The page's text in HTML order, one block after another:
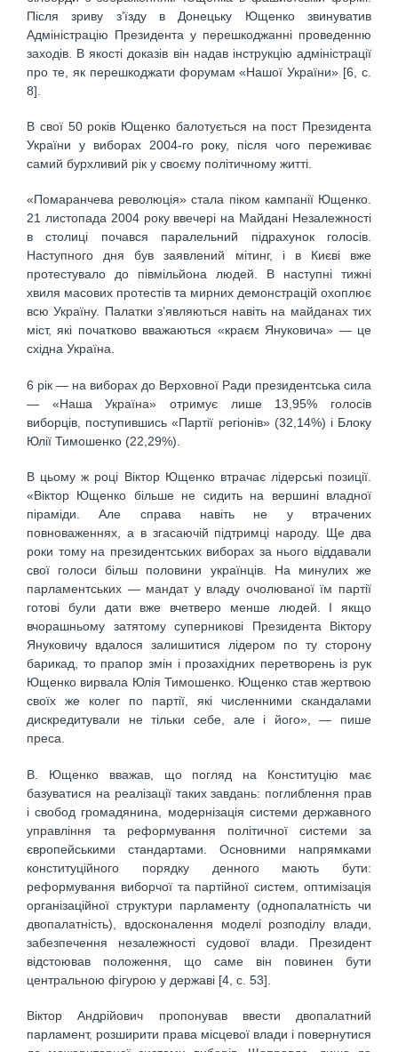
Після зриву з’їзду в Донецьку Ющенко звинуватив
Адміністрацію Президента у перешкоджанні проведенню
заходів. В якості доказів він надав інструкцію адміністрації
про те, як перешкоджати форумам «Нашої України» [6, c.
8].
В свої 50 років Ющенко балотується на пост Президента
України у виборах 2004-го року, після чого переживає
самий бурхливий рік у своєму політичному житті.
«Помаранчева революція» стала піком кампанії Ющенко.
21 листопада 2004 року ввечері на Майдані Незалежності
в столиці почався паралельний підрахунок голосів.
Наступного дня був заявлений мітинг, і в Києві вже
протестувало до півмільйона людей. В наступні тижні
хвиля масових протестів та мирних демонстрацій охоплює
всю Україну. Палатки з’являються навіть на майданах тих
міст, які початково вважаються «краєм Януковича» — це
східна Україна.
6 рік — на виборах до Верховної Ради президентська сила
— «Наша Україна» отримує лише 13,95% голосів
виборців, поступившись «Партії регіонів» (32,14%) і Блоку
Юлії Тимошенко (22,29%).
В цьому ж році Віктор Ющенко втрачає лідерські позиції.
«Віктор Ющенко більше не сидить на вершині владної
піраміди. Але справа навіть не у втрачених
повноваженнях, а в згасаючій підтримці народу. Ще два
роки тому на президентських виборах за нього віддавали
свої голоси більш половини українців. На минулих же
парламентських — мандат у владу очолюваної їм партії
готові були дати вже вчетверо менше людей. І якщо
вчорашньому затятому суперникові Президента Віктору
Януковичу вдалося залишитися лідером по ту сторону
барикад, то прапор змін і прозахідних перетворень із рук
Ющенко вирвала Юлія Тимошенко. Ющенко став жертвою
своїх же колег по партії, які численними скандалами
дискредитували не тільки себе, але і його», — пише
преса.
В. Ющенко вважав, що погляд на Конституцію має
базуватися на реалізації таких завдань: поглиблення прав
і свобод громадянина, модернізація системи державного
управління та реформування політичної системи за
європейськими стандартами. Основними напрямками
конституційного порядку денного мають бути:
реформування виборчої та партійної систем, оптимізація
організаційної структури парламенту (однопалатність чи
двопалатність), вдосконалення моделі розподілу влади,
забезпечення незалежності судової влади. Президент
відстоював положення, що саме він повинен бути
центральною фігурою у державі [4, c. 53].
Віктор Андрійович пропонував ввести двопалатний
парламент, розширити права місцевої влади і повернутися